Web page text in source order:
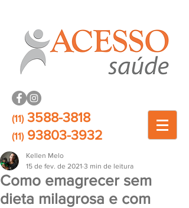
(11)3588-3818
(11)93803-3932
Como emagrecer sem
dieta milagrosa e com
Kellen Melo
15 de fev. de 2021 3 min de leitura